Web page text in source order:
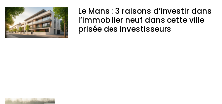
Le Mans : 3 raisons d’investir dans
l’immobilier neuf dans cette ville
prisée des investisseurs